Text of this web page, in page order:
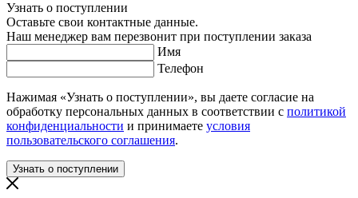
Узнать о поступлении
Оставьте свои контактные данные.
Наш менеджер вам перезвонит при поступлении заказа
Имя
Телефон
Нажимая «Узнать о поступлении», вы даете согласие на
обработку персональных данных в соответствии с политикой
конфиденциальности и принимаете условия
пользовательского соглашения.